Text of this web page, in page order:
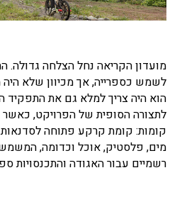
מועדון הקריאה נחל הצלחה גדולה.
לשמש כספרייה, אך מכיוון שלא
הוא היה צריך למלא גם את התפקיד
לתצורה הסופית של הפרויקט,
קומות: קומת קרקע פתוחה
מים, פלסטיק, אוכל וכדומה,
רשמיים עבור האגודה והתכנסויות